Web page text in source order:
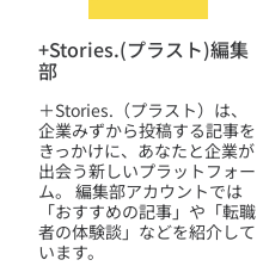
+Stories.(プラスト)編集
部
＋Stories.（プラスト）は、
企業みずから投稿する記事を
きっかけに、あなたと企業が
出会う新しいプラットフォー
ム。 編集部アカウントでは
「おすすめの記事」や「転職
者の体験談」などを紹介して
います。